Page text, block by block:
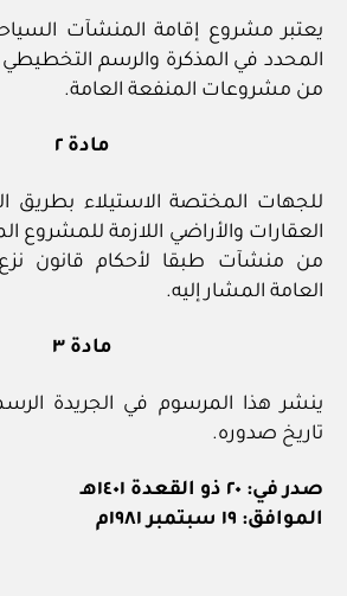
يعتبر مشروع إقامة المنشآت
المحدد في المذكرة والرسم التخطيطي
من مشروعات المنفعة العامة.
مادة ٢
للجهات المختصة الاستيلاء بطريق
العقارات والأراضي اللازمة للمشروع
من منشآت طبقا لأحكام قانون نزع
العامة المشار إليه.
مادة ٣
ينشر هذا المرسوم في الجريدة
تاريخ صدوره.
صدر في: ٢٠ ذو القعدة ١٤٠١هـ
الموافق: ١٩ سبتمبر ١٩٨١م